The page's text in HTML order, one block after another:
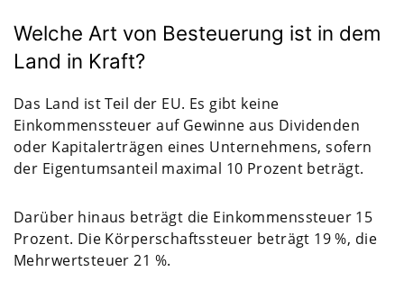
Welche Art von Besteuerung ist in dem
Land in Kraft?
Das Land ist Teil der EU. Es gibt keine
Einkommenssteuer auf Gewinne aus Dividenden
oder Kapitalerträgen eines Unternehmens, sofern
der Eigentumsanteil maximal 10 Prozent beträgt.
Darüber hinaus beträgt die Einkommenssteuer 15
Prozent. Die Körperschaftssteuer beträgt 19 %, die
Mehrwertsteuer 21 %.